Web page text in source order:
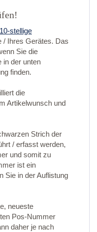
stellige
/ Ihres Gerätes. Das
Sie die
in der unten
finden.
die
Artikelwunsch und
Strich der
/ erfasst werden,
und somit zu
ist ein
Sie in der Auflistung
neueste
Pos-Nummer
daher je nach